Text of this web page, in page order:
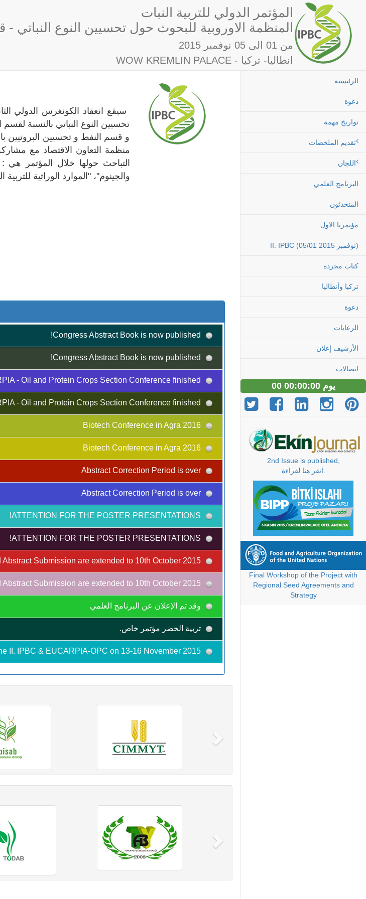
المؤتمر الدولي للتربية النبات
& المنظمة الاوروبية للبحوث حول تحسيين النوع
من 01 الى 05 نوفمبر 2015
WOW KREMLIN PALACE - انطاليا- تركيا
الرئيسية
دعوة
تواريخ مهمة
تقديم الملخصات
اللجان
البرنامج العلمي
المتحدثون
مؤتمرنا الاول
II. IPBC (05/01 نوفمبر 2015)
كتاب مجردة
تركيا وأنطاليا
دعوة
الرعايات
الأرشيف إعلان
اتصالات
00 يوم 00:00:00
2nd Issue is published,
Final Workshop of the Project with
Regional Seed Agreements and
Strategy
سيقع انعقاد الكونغرس الدولي
تحسيين النوع النباتي بالنسبة
و قسم النفط و تحسيين البروتيين
منظمة التعاون الاقتصاد مع
التباحث حولها خلال المؤتمر هي :
والجينوم"، "الموارد الوراثية
وقد تم الإعلان عن البرنامج العلمي
تربية الخضر مؤتمر خاص.